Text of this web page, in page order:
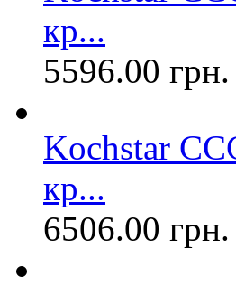
кр...
5596.00 грн.
Kochstar
кр...
6506.00 грн.